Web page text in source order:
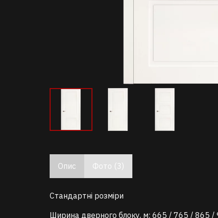
Опис Фото (3)
Стандартні розміри
Ширина дверного блоку, м: 665 / 765 / 865 /